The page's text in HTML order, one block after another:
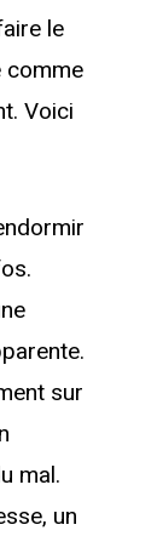
le
comme
Voici
sur
mal.
un